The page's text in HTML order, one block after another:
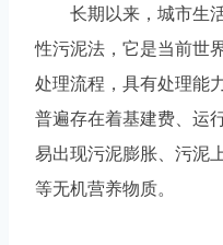
长期以来，城市生活
性污泥法，它是当前世
处理流程，具有处理能
普遍存在着基建费、运
易出现污泥膨胀、污泥
等无机营养物质。